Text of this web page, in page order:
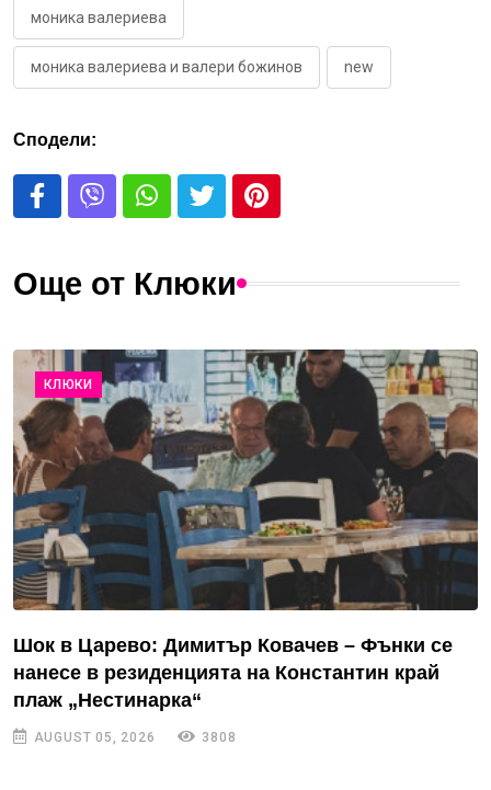
моника валериева
моника валериева и валери божинов new
Сподели:
Още от Клюки
КЛЮКИ
Шок в Царево: Димитър Ковачев – Фънки се
нанесе в резиденцията на Константин край
плаж „Нестинарка“
AUGUST 05, 2026 3808